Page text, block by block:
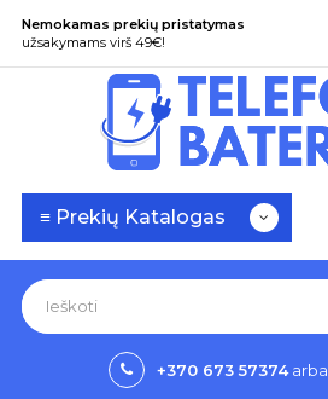
Nemokamas prekių pristatymas
užsakymams virš 49€!
Toggle
navigation
☰
≡ Prekių Katalogas
+370 673 57374arba